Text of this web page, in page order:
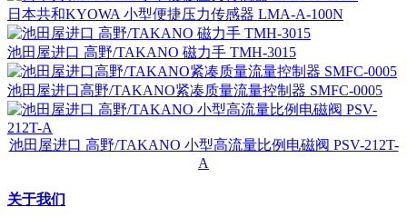
日本共和KYOWA 小型便捷压力传感器 LMA-A-100N
池田屋进口 高野/TAKANO 磁力手 TMH-3015
池田屋进口高野/TAKANO紧凑质量流量控制器 SMFC-0005
池田屋进口 高野/TAKANO 小型高流量比例电磁阀 PSV-212T-
A
关于我们